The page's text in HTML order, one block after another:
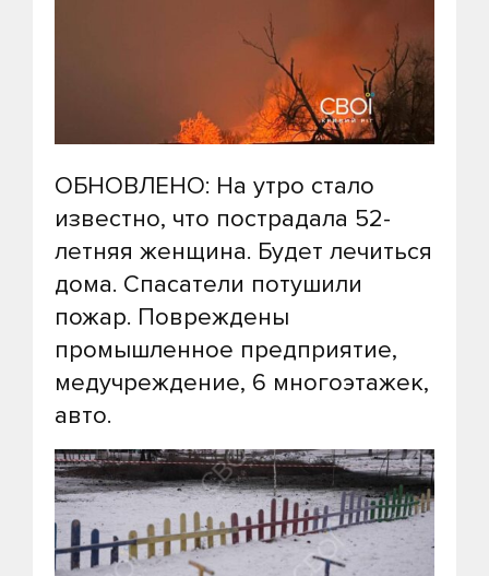
ОБНОВЛЕНО: На утро стало
известно, что пострадала 52-
летняя женщина. Будет лечиться
дома. Спасатели потушили
пожар. Повреждены
промышленное предприятие,
медучреждение, 6 многоэтажек,
авто.